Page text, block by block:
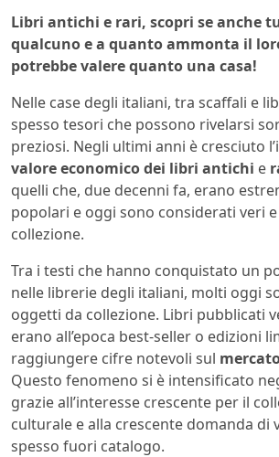
Libri antichi e rari, scopri se anche
qualcuno e a quanto ammonta il
potrebbe valere quanto una casa!
Nelle case degli italiani, tra scaffali e
spesso tesori che possono rivelarsi
preziosi. Negli ultimi anni è cresciuto
valore economico dei libri antichi e
quelli che, due decenni fa, erano
popolari e oggi sono considerati veri
collezione.
Tra i testi che hanno conquistato un
nelle librerie degli italiani, molti oggi
oggetti da collezione. Libri pubblicati
erano all’epoca best-seller o edizioni
raggiungere cifre notevoli sul
Questo fenomeno si è intensificato
grazie all’interesse crescente per il
culturale e alla crescente domanda di
spesso fuori catalogo.